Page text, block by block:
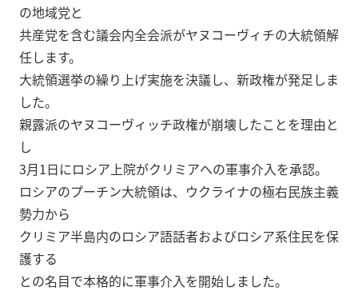
の地域党と
共産党を含む議会内全会派がヤヌコーヴィチの大統領解
任します。
大統領選挙の繰り上げ実施を決議し、新政権が発足しま
した。
親露派のヤヌコーヴィッチ政権が崩壊したことを理由と
し
3月1日にロシア上院がクリミアへの軍事介入を承認。
ロシアのプーチン大統領は、ウクライナの極右民族主義
勢力から
クリミア半島内のロシア語話者およびロシア系住民を保
護する
との名目で本格的に軍事介入を開始しました。